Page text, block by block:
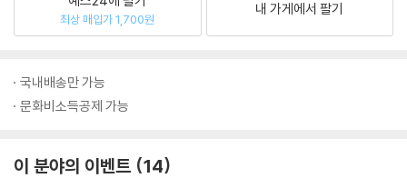
최상 매입가 1,700원
내 가게에서 팔기
국내배송만 가능
문화비소득공제 가능
이 분야의 이벤트 14